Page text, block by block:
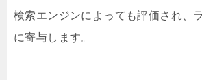
検索エンジンによっても評価され、
に寄与します。